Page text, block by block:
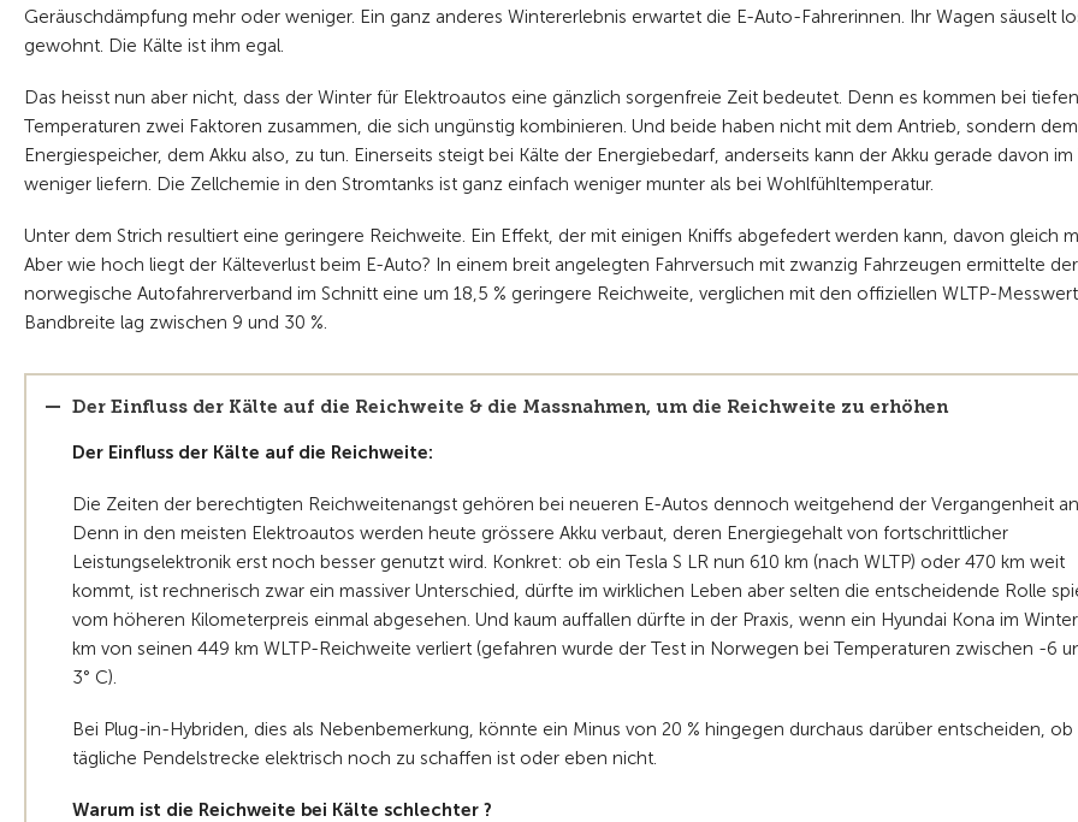
Geräuschdämpfung mehr oder weniger. Ein ganz anderes Wintererlebnis erwartet die E-Auto-Fahrerinnen. Ihr Wagen säuselt
gewohnt. Die Kälte ist ihm egal.
Das heisst nun aber nicht, dass der Winter für Elektroautos eine gänzlich sorgenfreie Zeit bedeutet. Denn es kommen bei tiefen
Temperaturen zwei Faktoren zusammen, die sich ungünstig kombinieren. Und beide haben nicht mit dem Antrieb, sondern dem
Energiespeicher, dem Akku also, zu tun. Einerseits steigt bei Kälte der Energiebedarf, anderseits kann der Akku gerade davon
weniger liefern. Die Zellchemie in den Stromtanks ist ganz einfach weniger munter als bei Wohlfühltemperatur.
Unter dem Strich resultiert eine geringere Reichweite. Ein Effekt, der mit einigen Kniffs abgefedert werden kann, davon gleich
Aber wie hoch liegt der Kälteverlust beim E-Auto? In einem breit angelegten Fahrversuch mit zwanzig Fahrzeugen ermittelte der
norwegische Autofahrerverband im Schnitt eine um 18,5 % geringere Reichweite, verglichen mit den offiziellen WLTP-
Bandbreite lag zwischen 9 und 30 %.
Der Einfluss der Kälte auf die Reichweite & die Massnahmen, um die Reichweite zu erhöhen
Der Einfluss der Kälte auf die Reichweite:
Die Zeiten der berechtigten Reichweitenangst gehören bei neueren E-Autos dennoch weitgehend der Vergangenheit
Denn in den meisten Elektroautos werden heute grössere Akku verbaut, deren Energiegehalt von fortschrittlicher
Leistungselektronik erst noch besser genutzt wird. Konkret: ob ein Tesla S LR nun 610 km (nach WLTP) oder 470 km weit
kommt, ist rechnerisch zwar ein massiver Unterschied, dürfte im wirklichen Leben aber selten die entscheidende Rolle
vom höheren Kilometerpreis einmal abgesehen. Und kaum auffallen dürfte in der Praxis, wenn ein Hyundai Kona im
km von seinen 449 km WLTP-Reichweite verliert (gefahren wurde der Test in Norwegen bei Temperaturen zwischen -6
3° C).
Bei Plug-in-Hybriden, dies als Nebenbemerkung, könnte ein Minus von 20 % hingegen durchaus darüber entscheiden, ob
tägliche Pendelstrecke elektrisch noch zu schaffen ist oder eben nicht.
Warum ist die Reichweite bei Kälte schlechter ?